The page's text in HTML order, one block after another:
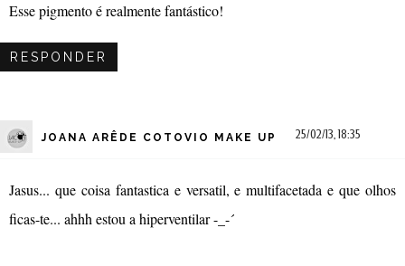
Esse pigmento é realmente fantástico!
RESPONDER
JOANA ARÊDE COTOVIO MAKE UP 25/02/13, 18:35
Jasus... que coisa fantastica e versatil, e multifacetada e que olhos
ficas-te... ahhh estou a hiperventilar -_-´